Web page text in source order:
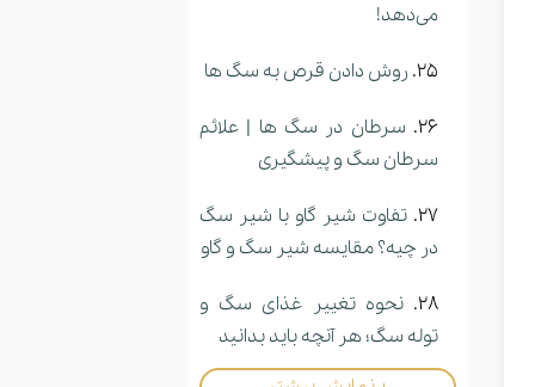
می‌دهد!
روش دادن قرص به سگ ها
سرطان در سگ ها | علائم
سرطان سگ و پیشگیری
تفاوت شیر گاو با شیر سگ
در چیه؟ مقایسه شیر سگ و گاو
نحوه تغییر غذای سگ و
توله سگ؛ هر آنچه باید بدانید